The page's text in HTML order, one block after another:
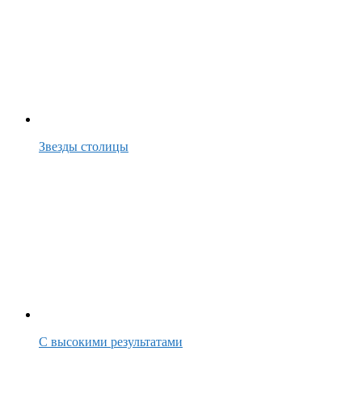
Звезды столицы
С высокими результатами